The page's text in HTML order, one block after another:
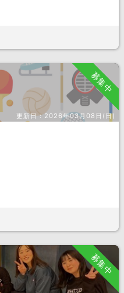
募集中
更新日：2026年03月08日(日)
募集中